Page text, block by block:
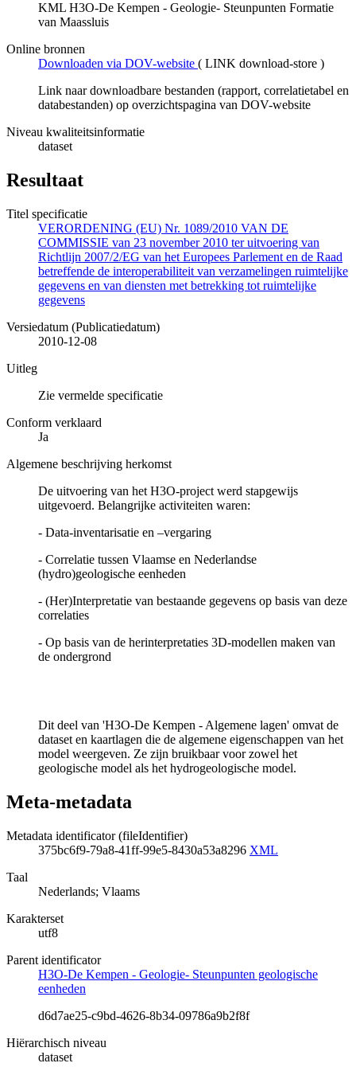
KML H3O-De Kempen - Geologie- Steunpunten Formatie
van Maassluis
Online bronnen
Downloaden via DOV-website ( LINK download-store )
Link naar downloadbare bestanden (rapport, correlatietabel en
databestanden) op overzichtspagina van DOV-website
Niveau kwaliteitsinformatie
dataset
Resultaat
Titel specificatie
VERORDENING (EU) Nr. 1089/2010 VAN DE
COMMISSIE van 23 november 2010 ter uitvoering van
Richtlijn 2007/2/EG van het Europees Parlement en de Raad
betreffende de interoperabiliteit van verzamelingen ruimtelijke
gegevens en van diensten met betrekking tot ruimtelijke
gegevens
Versiedatum (Publicatiedatum)
2010-12-08
Uitleg
Zie vermelde specificatie
Conform verklaard
Ja
Algemene beschrijving herkomst
De uitvoering van het H3O-project werd stapgewijs
uitgevoerd. Belangrijke activiteiten waren:
- Data-inventarisatie en –vergaring
- Correlatie tussen Vlaamse en Nederlandse
(hydro)geologische eenheden
- (Her)Interpretatie van bestaande gegevens op basis van deze
correlaties
- Op basis van de herinterpretaties 3D-modellen maken van
de ondergrond
Dit deel van 'H3O-De Kempen - Algemene lagen' omvat de
dataset en kaartlagen die de algemene eigenschappen van het
model weergeven. Ze zijn bruikbaar voor zowel het
geologische model als het hydrogeologische model.
Meta-metadata
Metadata identificator (fileIdentifier)
375bc6f9-79a8-41ff-99e5-8430a53a8296 XML
Taal
Nederlands; Vlaams
Karakterset
utf8
Parent identificator
H3O-De Kempen - Geologie- Steunpunten geologische
eenheden
d6d7ae25-c9bd-4626-8b34-09786a9b2f8f
Hiërarchisch niveau
dataset